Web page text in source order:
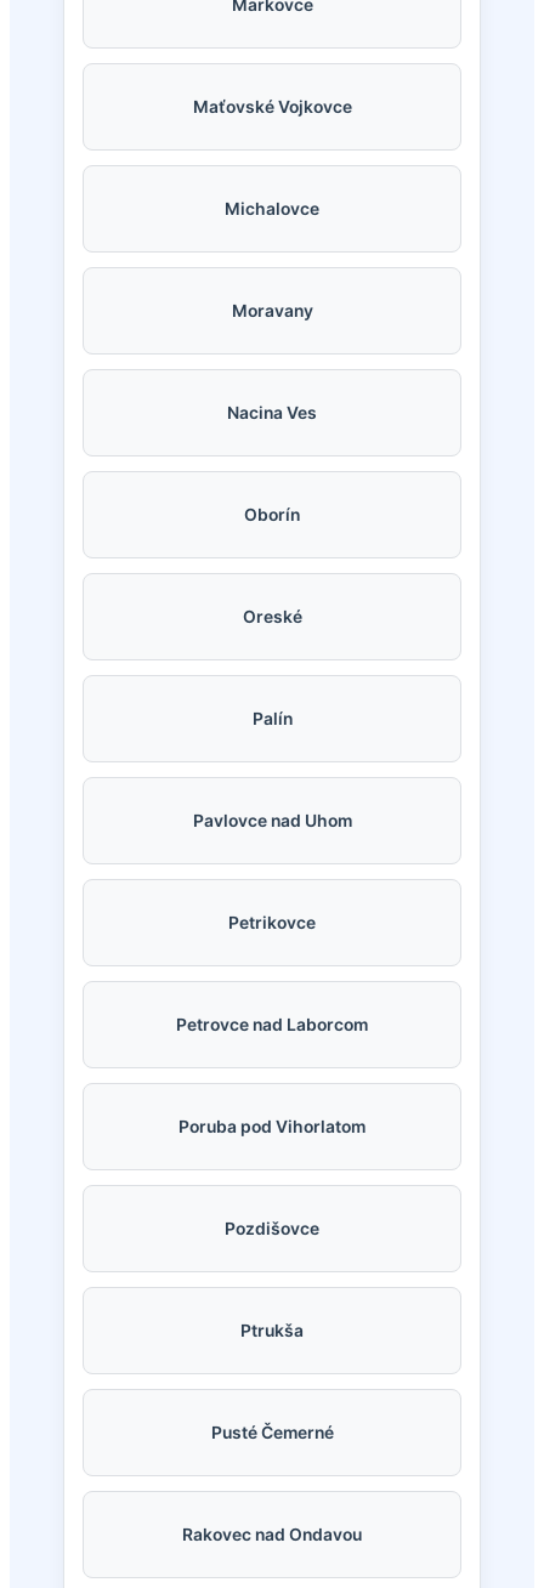
Markovce
Maťovské Vojkovce
Michalovce
Moravany
Nacina Ves
Oborín
Oreské
Palín
Pavlovce nad Uhom
Petrikovce
Petrovce nad Laborcom
Poruba pod Vihorlatom
Pozdišovce
Ptrukša
Pusté Čemerné
Rakovec nad Ondavou